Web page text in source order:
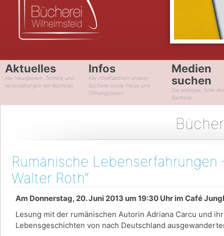
Aktuelles
Alle Neuigkeiten, Termine und
Veranstaltungen der Bücherei
Infos
Alle Informationen unserer
Bücherei sowie Preise und
Öffnungszeiten
Medien
suchen
Zur webopac Seite der
Bücherei.
Rumänische
Walter Roth“
Am Donnerstag, 20. Juni 2013 um 19:30 Uhr im Café
Lesung mit der rumänischen Autorin Adriana Carcu und
Lebensgeschichten von nach Deutschland